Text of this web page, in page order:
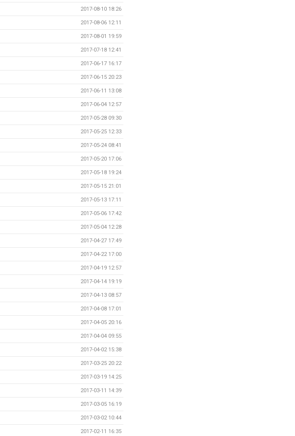
2017-08-10 18:26
2017-08-06 12:11
2017-08-01 19:59
2017-07-18 12:41
2017-06-17 16:17
2017-06-15 20:23
2017-06-11 13:08
2017-06-04 12:57
2017-05-28 09:30
2017-05-25 12:33
2017-05-24 08:41
2017-05-20 17:06
2017-05-18 19:24
2017-05-15 21:01
2017-05-13 17:11
2017-05-06 17:42
2017-05-04 12:28
2017-04-27 17:49
2017-04-22 17:00
2017-04-19 12:57
2017-04-14 19:19
2017-04-13 08:57
2017-04-08 17:01
2017-04-05 20:16
2017-04-04 09:55
2017-04-02 15:38
2017-03-25 20:22
2017-03-19 14:25
2017-03-11 14:39
2017-03-05 16:19
2017-03-02 10:44
2017-02-11 16:35